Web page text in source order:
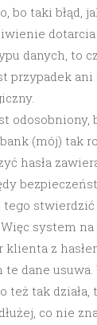
bo taki błąd,
danych, to
przypadek ani
odosobniony,
(mój) tak
hasła
tego stwierdzić
Więc system
klienta z
te dane usuwa.
też tak
co nie